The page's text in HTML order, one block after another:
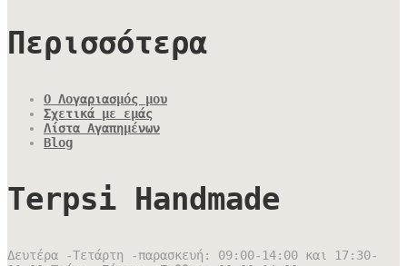
Περισσότερα
Ο Λογαριασμός μου
Σχετικά με εμάς
Λίστα Αγαπημένων
Blog
Terpsi Handmade
Δευτέρα -Τετάρτη -παρασκευή: 09:00-14:00 και 17:30-